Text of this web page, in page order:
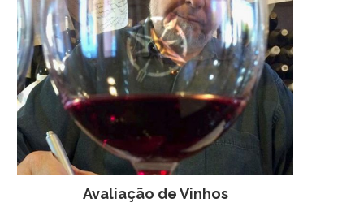
Avaliação de Vinhos